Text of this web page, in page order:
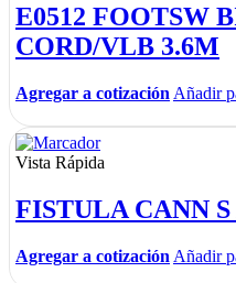
E0512 FOOTSW
CORD/VLB 3.6M
Agregar a cotización Añadir
Vista Rápida
FISTULA CANN
Agregar a cotización Añadir